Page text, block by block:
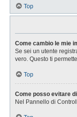
Top
Come cambio le mie
Se sei un utente
vero. Questo ti
Top
Come posso evitare
Nel Pannello di